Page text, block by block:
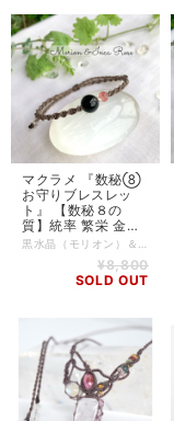
マクラメ 『数秘⑧
お守りブレスレッ
ト』 【数秘８の
質】統率 繁栄 金銭
パワー 表明 物質 組
（魔除け） ＆ イン
カローズ ＊ 高品質
¥8,800
SOLD OUT